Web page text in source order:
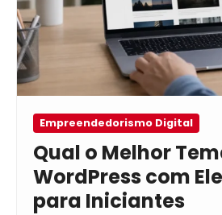
Empreendedorismo Digital
Qual o Melhor
WordPress com
para Iniciantes